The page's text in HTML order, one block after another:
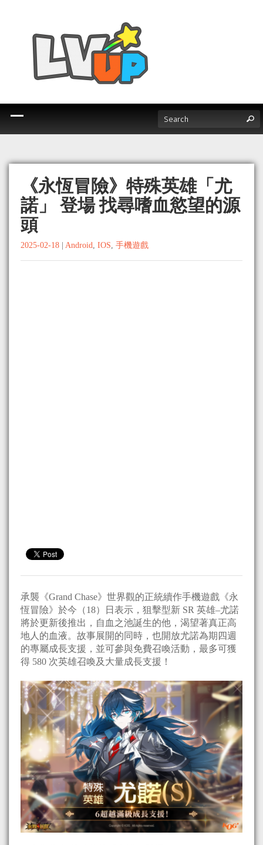
《永恆冒險》特殊英雄「尤
諾」 登場 找尋嗜血慾望的源
頭
2025-02-18 Android, IOS, 手機遊戲
承襲《Grand Chase》世界觀的正統續作手機遊戲《永
恆冒險》於今（18）日表示，狙擊型新 SR 英雄–尤諾
將於更新後推出，自血之池誕生的他，渴望著真正高
地人的血液。故事展開的同時，也開放尤諾為期四週
的專屬成長支援，並可參與免費召喚活動，最多可獲
得 580 次英雄召喚及大量成長支援！